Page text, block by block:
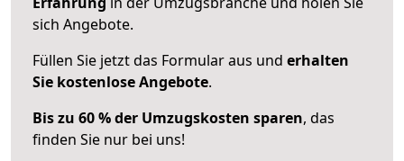
sich Angebote.
Füllen Sie jetzt das Formular aus und erhalten
Sie kostenlose Angebote.
Bis zu 60 % der Umzugskosten sparen, das
finden Sie nur bei uns!